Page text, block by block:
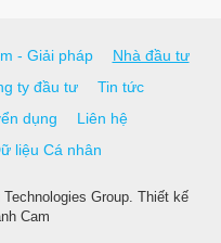
- Giải pháp
Nhà đầu tư
ty đầu tư
Tin tức
dụng
Liên hệ
liệu Cá nhân
Group. Thiết kế
Cam